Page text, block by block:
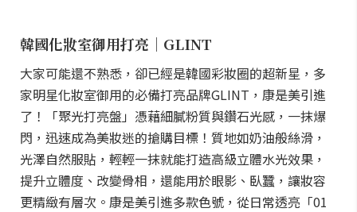
韓國化妝室御用打亮｜GLINT
大家可能還不熟悉，卻已經是韓國彩妝圈的超新星，多
家明星化妝室御用的必備打亮品牌GLINT，康是美引進
了！「聚光打亮盤」憑藉細膩粉質與鑽石光感，一抹爆
閃，迅速成為美妝迷的搶購目標！質地如奶油般絲滑，
光澤自然服貼，輕輕一抹就能打造高級立體水光效果，
提升立體度、改變骨相，還能用於眼影、臥蠶，讓妝容
更精緻有層次。康是美引進多款色號，從日常透亮「01